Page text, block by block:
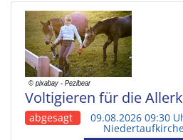
Voltigieren für die
abgesagt 09.08.2026 09:30